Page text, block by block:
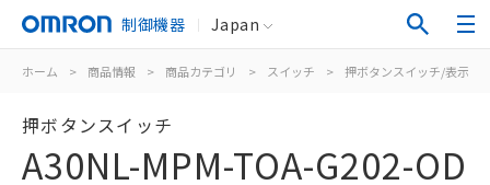
制御機器 Japan
ホーム > 商品情報 > 商品カテゴリ > スイッチ > 押ボタンスイッチ/表示灯
押ボタンスイッチ
A30NL-MPM-TOA-G202-OD